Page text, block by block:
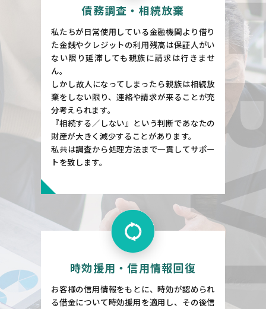
債務調査・相続放棄
私たちが日常使用している金融機関より借り
た金銭やクレジットの利用残高は保証人がい
ない限り延滞しても親族に請求は行きませ
ん。
しかし故人になってしまったら親族は相続放
棄をしない限り、連絡や請求が来ることが充
分考えられます。
『相続する／しない』という判断であなたの
財産が大きく減少することがあります。
私共は調査から処理方法まで一貫してサポー
トを致します。
時効援用・信用情報回復
お客様の信用情報をもとに、時効が認められ
る借金について時効援用を適用し、その後信